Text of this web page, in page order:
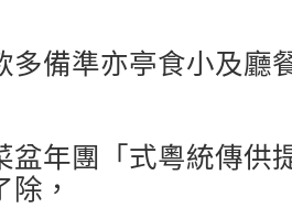
多備準亦亭食小及廳
盆年團「式粵統傳供
，